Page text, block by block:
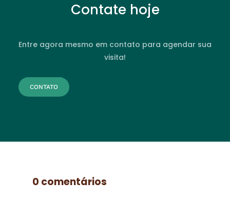
Contate hoje
Entre agora mesmo em contato para agendar sua
visita!
CONTATO
0 comentários